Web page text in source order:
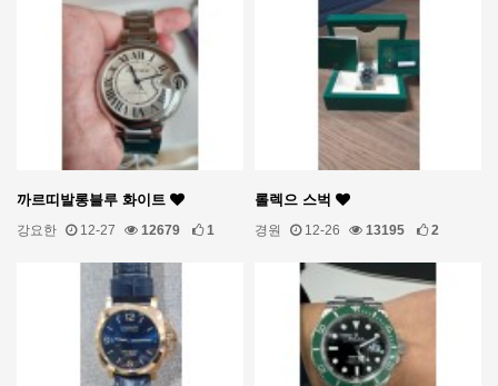
까르띠발롱블루 화이트
강요한 12-27 12679 1
롤렉으 스벅
경원 12-26 13195 2